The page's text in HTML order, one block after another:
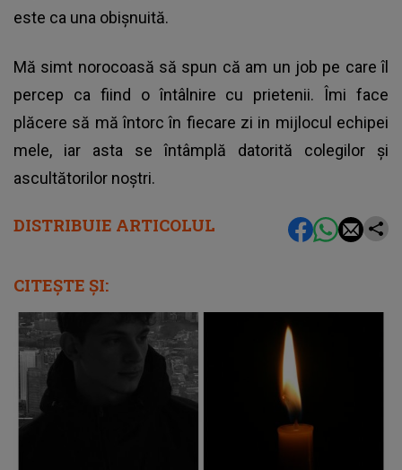
DISTRIBUIE ARTICOLUL
este ca una obișnuită.
Mă simt norocoasă să spun că am un job pe care îl
percep ca fiind o întâlnire cu prietenii. Îmi face
plăcere să mă întorc în fiecare zi in mijlocul echipei
mele, iar asta se întâmplă datorită colegilor și
ascultătorilor noștri.
CITEȘTE ȘI: